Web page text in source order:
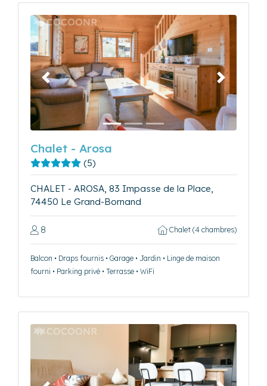
Précédent Suivant
Chalet - Arosa
(5)
CHALET - AROSA, 83 Impasse de la Place,
74450 Le Grand-Bornand
8 Chalet (4 chambres)
Balcon • Draps fournis • Garage • Jardin • Linge de maison
fourni • Parking privé • Terrasse • WiFi